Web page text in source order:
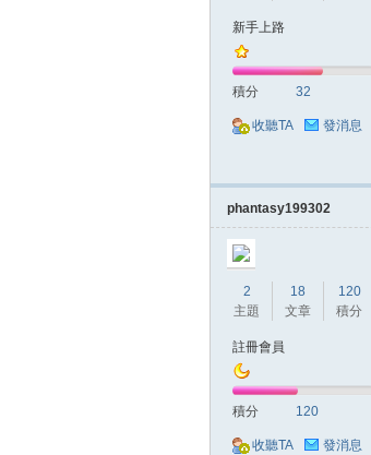
新手上路
積分 32
收聽TA 發消息
phantasy199302
2
主題
18
文章
120
積分
註冊會員
積分 120
收聽TA 發消息